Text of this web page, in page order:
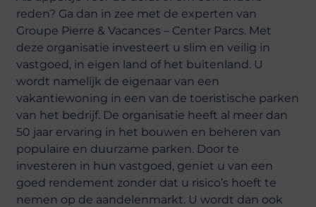
reden? Ga dan in zee met de experten van
Groupe Pierre & Vacances – Center Parcs. Met
deze organisatie investeert u slim en veilig in
vastgoed, in eigen land of het buitenland. U
wordt namelijk de eigenaar van een
vakantiewoning in een van de toeristische parken
van het bedrijf. De organisatie heeft al meer dan
50 jaar ervaring in het bouwen en beheren van
populaire en duurzame parken. Door te
investeren in hun vastgoed, geniet u van een
goed rendement zonder dat u risico’s hoeft te
nemen op de aandelenmarkt. U wordt dan ook